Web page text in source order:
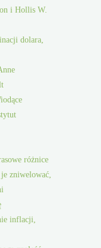
i Hollis W.
dolara,
różnice
zniwelować,
inflacji,